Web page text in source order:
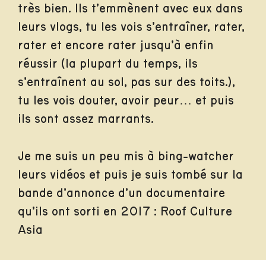
très bien. Ils t’emmènent avec eux dans
leurs vlogs, tu les vois s’entraîner, rater,
rater et encore rater jusqu’à enfin
réussir (la plupart du temps, ils
s’entraînent au sol, pas sur des toits.),
tu les vois douter, avoir peur… et puis
ils sont assez marrants.
Je me suis un peu mis à bing-watcher
leurs vidéos et puis je suis tombé sur la
bande d’annonce d’un documentaire
qu’ils ont sorti en 2017 : Roof Culture
Asia